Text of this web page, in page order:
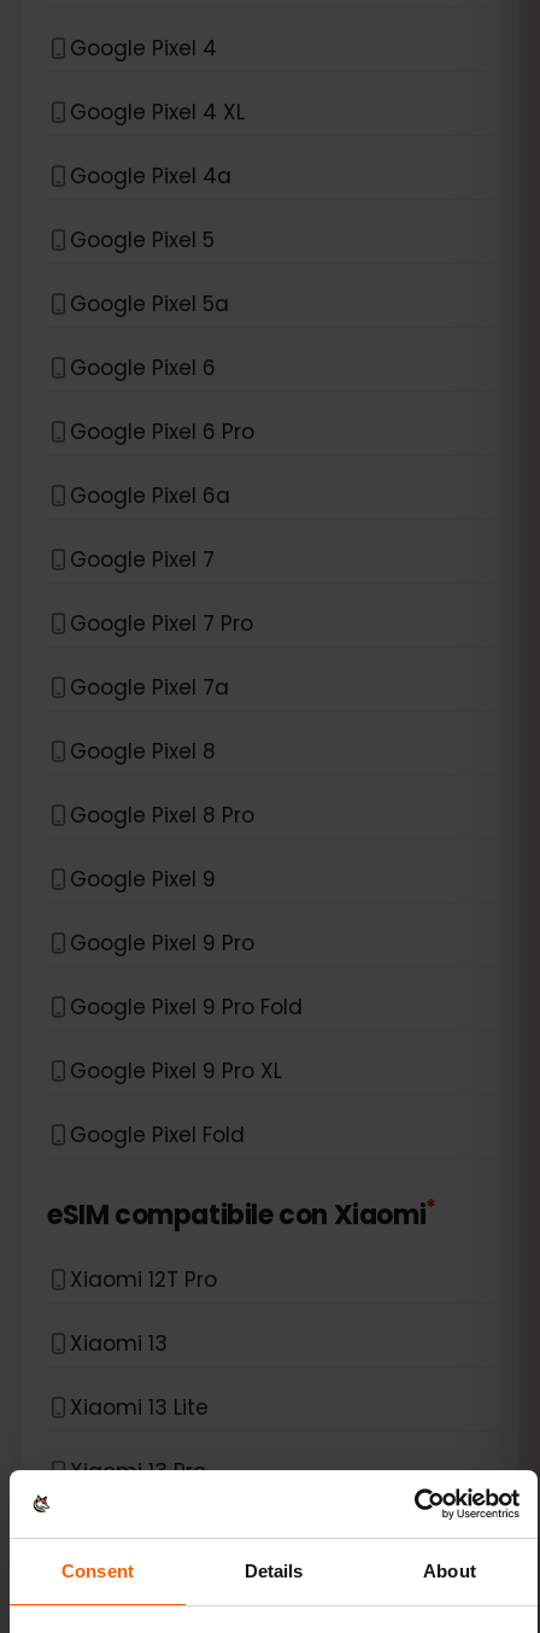
Consent Details About
Google Pixel 4
Google Pixel 4 XL
Google Pixel 4a
Google Pixel 5
Google Pixel 5a
Google Pixel 6
Google Pixel 6 Pro
Google Pixel 6a
Google Pixel 7
Google Pixel 7 Pro
Google Pixel 7a
Google Pixel 8
Google Pixel 8 Pro
Google Pixel 9
Google Pixel 9 Pro
Google Pixel 9 Pro Fold
Google Pixel 9 Pro XL
Google Pixel Fold
eSIM compatibile con Xiaomi*
Xiaomi 12T Pro
Xiaomi 13
Xiaomi 13 Lite
Xiaomi 13 Pro
Xiaomi 13T Pro
Xiaomi 14